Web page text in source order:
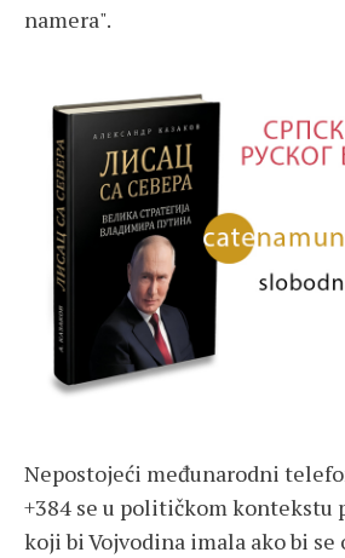
namera".
Nepostojeći međunarodni
+384 se u političkom kontekstu
koji bi Vojvodina imala ako bi se